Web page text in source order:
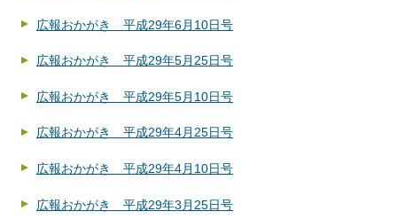
広報おかがき 平成29年6月10日号
広報おかがき 平成29年5月25日号
広報おかがき 平成29年5月10日号
広報おかがき 平成29年4月25日号
広報おかがき 平成29年4月10日号
広報おかがき 平成29年3月25日号